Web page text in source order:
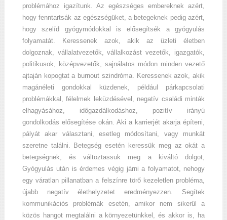
problémához igazítunk. Az egészséges embereknek azért,
hogy fenntartsák az egészségüket, a betegeknek pedig azért,
hogy szelíd gyógymódokkal is elősegítsék a gyógyulás
folyamatát. Keressenek azok, akik az üzleti életben
dolgoznak, vállalatvezetők, vállalkozást vezetők, igazgatók,
politikusok, középvezetők, sajnálatos módon minden vezető
ajtaján kopogtat a burnout szindróma. Keressenek azok, akik
magánéleti gondokkal küzdenek, például párkapcsolati
problémákkal, félelmek leküzdésével, negatív családi minták
elhagyásához, időgazdálkodáshoz, pozitív irányú
gondolkodás elősegítése okán. Aki a karrierjét akarja építeni,
pályát akar választani, esetleg módosítani, vagy munkát
szeretne találni. Betegség esetén keressük meg az okát a
betegségnek, és változtassuk meg a kiváltó dolgot,
Gyógyulás után is érdemes végig járni a folyamatot, nehogy
egy váratlan pillanatban a felszínre törő kezeletlen probléma,
újabb negatív élethelyzetet eredményezzen. Segítek
kommunikációs problémák esetén, amikor nem sikerül a
közös hangot megtalálni a környezetünkkel, és akkor is, ha